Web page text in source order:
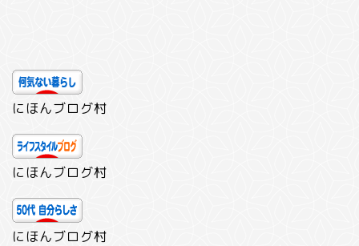
にほんブログ村
にほんブログ村
にほんブログ村